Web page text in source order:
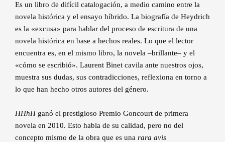
Es un libro de difícil catalogación, a medio camino entre la
novela histórica y el ensayo híbrido. La biografía de Heydrich
es la «excusa» para hablar del proceso de escritura de una
novela histórica en base a hechos reales. Lo que el lector
encuentra es, en el mismo libro, la novela –brillante– y el
«cómo se escribió». Laurent Binet cavila ante nuestros ojos,
muestra sus dudas, sus contradicciones, reflexiona en torno a
lo que han hecho otros autores del género.
HHhHganó el prestigioso Premio Goncourt de primera
novela en 2010. Esto habla de su calidad, pero no del
concepto mismo de la obra que es una rara avis